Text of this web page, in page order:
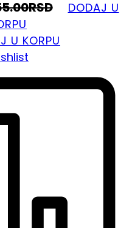
RSD
DODAJ U
U KORPU